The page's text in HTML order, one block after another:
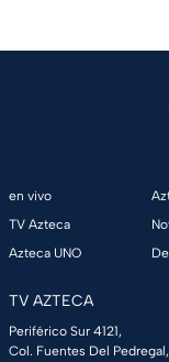
en vivo
TV Azteca
Azteca UNO
TV AZTECA
Periférico Sur 4121,
Col. Fuentes Del Pedregal,